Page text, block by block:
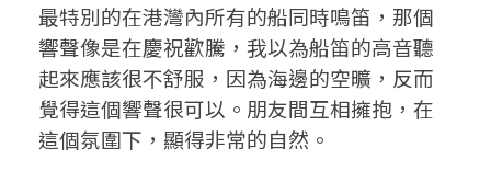
最特別的在港灣內所有的船同時鳴笛，那個
響聲像是在慶祝歡騰，我以為船笛的高音聽
起來應該很不舒服，因為海邊的空曠，反而
覺得這個響聲很可以。朋友間互相擁抱，在
這個氛圍下，顯得非常的自然。